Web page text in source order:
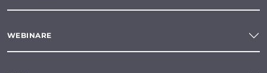
WEBINARE